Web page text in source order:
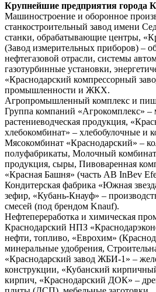
Крупнейшие предприятия города
Машиностроение и оборонное
станкостроительный завод имени
станки, обрабатывающие центры,
(Завод измерительных приборов) –
нефтегазовой отрасли, системы
газотурбинные установки,
«Краснодарский компрессорный
промышленности и ЖКХ.
Агропромышленный комплекс и
Группа компаний «Агрокомплекс» –
растениеводческая продукция,
хлебокомбинат» – хлебобулочные и
Мясокомбинат «Краснодарский» –
полуфабрикаты, Молочный
продукция, сыры, Пивоваренная
«Красная Башня» (часть AB InBev
Кондитерская фабрика «Южная
зефир, «Кубань-Кнауф» –
смесей (под брендом Knauf).
Нефтепереработка и химическая
Краснодарский НПЗ
нефти, топливо, «Еврохим»
минеральные удобрения,
«Краснодарский завод ЖБИ-1» –
конструкции, «Кубанский
кирпич, «Краснодарский ДОК» –